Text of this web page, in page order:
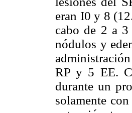
eran I0 y 8
cabo de 2 a 3
nódulos y
RP y 5 EE.
durante un
solamente